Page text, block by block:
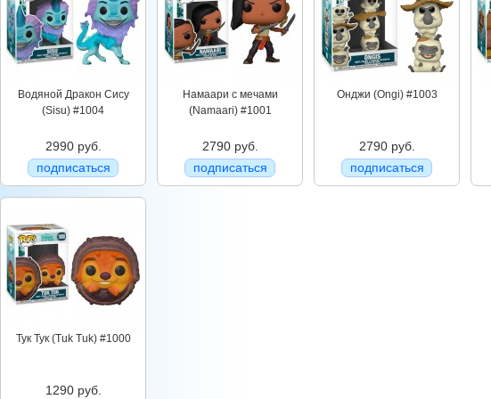
Водяной Дракон Сису
(Sisu) #1004
2990 руб.
подписаться
Намаари с мечами
(Namaari) #1001
2790 руб.
подписаться
Онджи (Ongi) #1003
2790 руб.
подписаться
Тук Тук (Tuk Tuk) #1000
1290 руб.